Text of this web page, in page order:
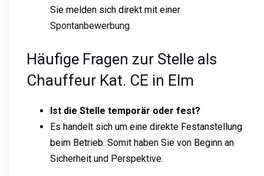
Sie melden sich direkt mit einer
Spontanbewerbung.
Häufige Fragen zur Stelle als
Chauffeur Kat. CE in Elm
Ist die Stelle temporär oder fest?
Es handelt sich um eine direkte Festanstellung
beim Betrieb. Somit haben Sie von Beginn an
Sicherheit und Perspektive.